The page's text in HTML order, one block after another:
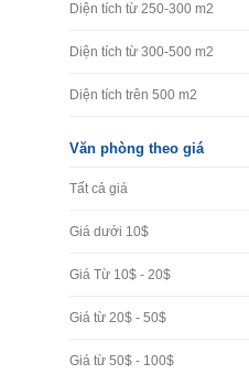
Diện tích từ 250-300 m2
Diện tích từ 300-500 m2
Diện tích trên 500 m2
Văn phòng theo giá
Tất cả giá
Giá dưới 10$
Giá Từ 10$ - 20$
Giá từ 20$ - 50$
Giá từ 50$ - 100$